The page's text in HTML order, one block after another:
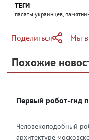
ТЕГИ
палаты украинцев,
Поделиться
Telegram
Одноклассники
Мы в
Похожие
Первый робот-гид
Человекоподобный
архитектуре